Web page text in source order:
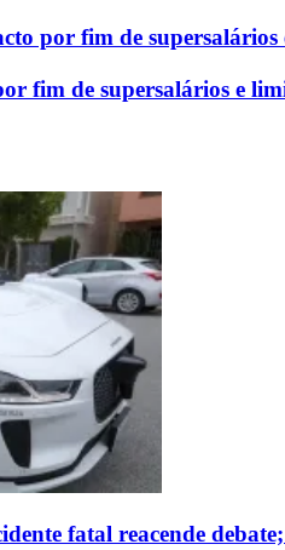
por fim de supersalários
fim de supersalários e
fatal reacende